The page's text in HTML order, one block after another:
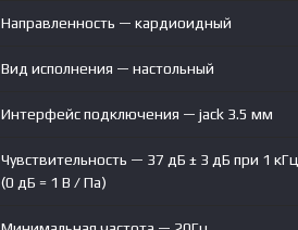
Направленность — кардиоидный
Вид исполнения — настольный
Интерфейс подключения — jack 3.5 мм
Чувствительность — 37 дБ ± 3 дБ при 1 кГц,
(0 дБ = 1 В / Па)